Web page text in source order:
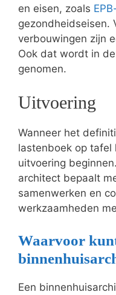
en eisen, zoals
gezondheidseisen.
verbouwingen zijn
Ook dat wordt in
genomen.
Uitvoering
Wanneer het
lastenboek op tafel
uitvoering
architect bepaalt
samenwerken en
werkzaamheden
Waarvoor
Een